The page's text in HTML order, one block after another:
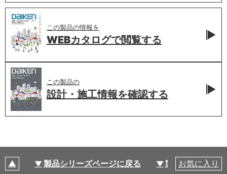
この製品の情報を
WEBカタログで閲覧する
この製品の
設計・施工情報を確認する
製品シリーズページに戻る 製品仕様
お気に入り